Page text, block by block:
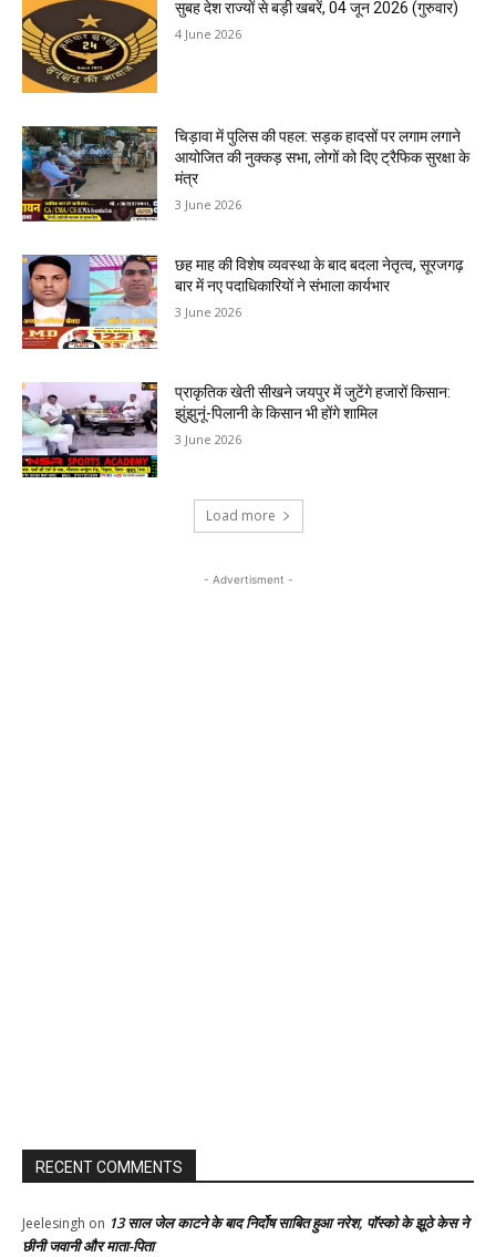
सुबह देश राज्यों से बड़ी खबरें, 04 जून 2026 (गुरुवार)
4 June 2026
चिड़ावा में पुलिस की पहल: सड़क हादसों पर लगाम लगाने
आयोजित की नुक्कड़ सभा, लोगों को दिए ट्रैफिक सुरक्षा के
मंत्र
3 June 2026
छह माह की विशेष व्यवस्था के बाद बदला नेतृत्व, सूरजगढ़
बार में नए पदाधिकारियों ने संभाला कार्यभार
3 June 2026
प्राकृतिक खेती सीखने जयपुर में जुटेंगे हजारों किसान:
झुंझुनूं-पिलानी के किसान भी होंगे शामिल
3 June 2026
Load more
- Advertisment -
RECENT COMMENTS
Jeelesingh on 13 साल जेल काटने के बाद निर्दोष साबित हुआ नरेश, पॉस्को के झूठे केस ने
छीनी जवानी और माता-पिता